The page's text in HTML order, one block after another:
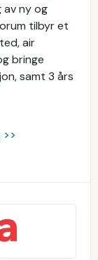
av ny og
tilbyr et
air
bringe
samt 3 års